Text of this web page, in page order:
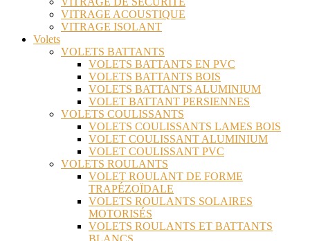
VITRAGE ACOUSTIQUE
VITRAGE ISOLANT
Volets
VOLETS BATTANTS
VOLETS BATTANTS EN PVC
VOLETS BATTANTS BOIS
VOLETS BATTANTS ALUMINIUM
VOLET BATTANT PERSIENNES
VOLETS COULISSANTS
VOLETS COULISSANTS LAMES BOIS
VOLET COULISSANT ALUMINIUM
VOLET COULISSANT PVC
VOLETS ROULANTS
VOLET ROULANT DE FORME
TRAPÉZOÏDALE
VOLETS ROULANTS SOLAIRES
MOTORISÉS
VOLETS ROULANTS ET BATTANTS